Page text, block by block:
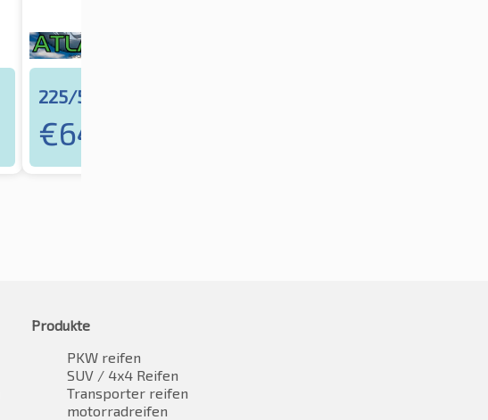
225/55R18 102V
€64,25
Produkte
PKW reifen
SUV / 4x4 Reifen
Transporter reifen
motorradreifen